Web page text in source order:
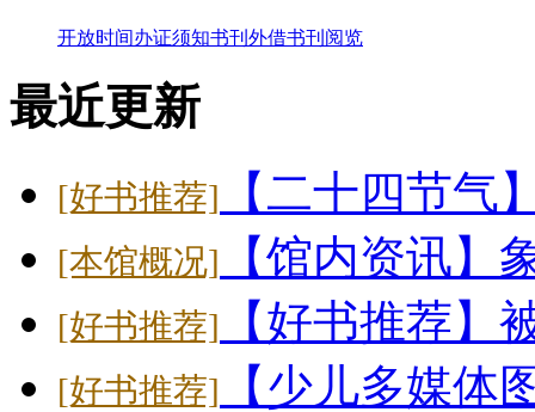
26-07-20
开放时间办证须知书刊外借书刊阅览
最近更新
[好书推荐] 【二十四节气
[本馆概况] 【馆内资讯】
[好书推荐] 【好书推荐】
[好书推荐] 【少儿多媒体